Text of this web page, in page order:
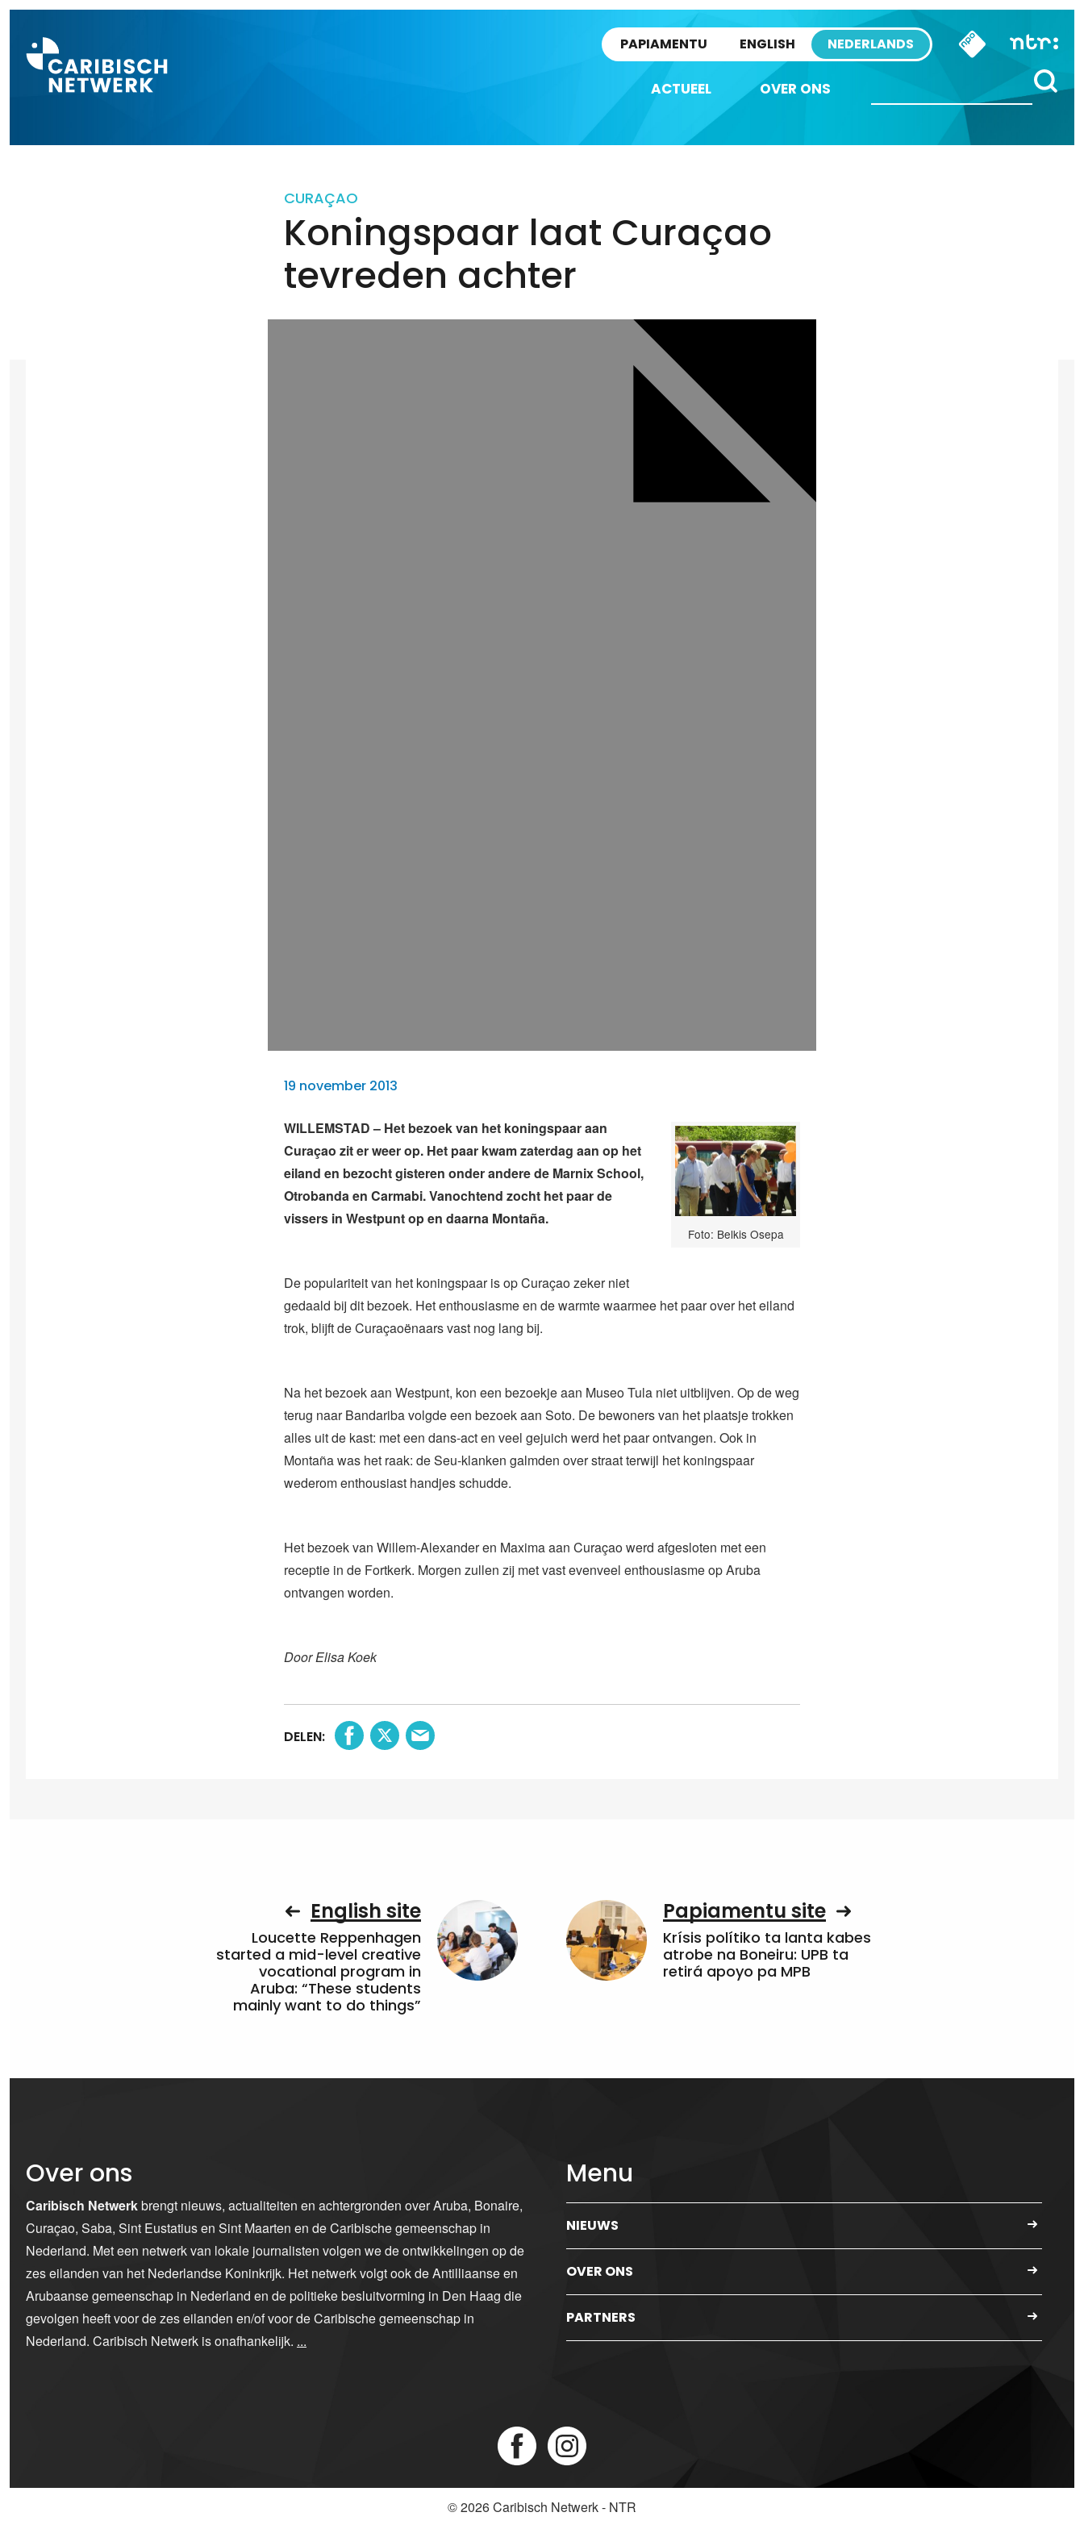
PAPIAMENTU ENGLISH NEDERLANDS
ACTUEEL OVER ONS
CURAÇAO
Koningspaar laat Curaçao
tevreden achter
19 november 2013
Foto: Belkis Osepa
WILLEMSTAD – Het bezoek van het koningspaar aan
Curaçao zit er weer op. Het paar kwam zaterdag aan op het
eiland en bezocht gisteren onder andere de Marnix School,
Otrobanda en Carmabi. Vanochtend zocht het paar de
vissers in Westpunt op en daarna Montaña.
De populariteit van het koningspaar is op Curaçao zeker niet
gedaald bij dit bezoek. Het enthousiasme en de warmte waarmee het paar over het eiland
trok, blijft de Curaçaoënaars vast nog lang bij.
Na het bezoek aan Westpunt, kon een bezoekje aan Museo Tula niet uitblijven. Op de weg
terug naar Bandariba volgde een bezoek aan Soto. De bewoners van het plaatsje trokken
alles uit de kast: met een dans-act en veel gejuich werd het paar ontvangen. Ook in
Montaña was het raak: de Seu-klanken galmden over straat terwijl het koningspaar
wederom enthousiast handjes schudde.
Het bezoek van Willem-Alexander en Maxima aan Curaçao werd afgesloten met een
receptie in de Fortkerk. Morgen zullen zij met vast evenveel enthousiasme op Aruba
ontvangen worden.
Door Elisa Koek
DELEN:
English site
Loucette Reppenhagen
started a mid-level creative
vocational program in
Aruba: “These students
mainly want to do things”
Papiamentu site
Krísis polítiko ta lanta kabes
atrobe na Boneiru: UPB ta
retirá apoyo pa MPB
Over ons
Caribisch Netwerkbrengt nieuws, actualiteiten en achtergronden over Aruba, Bonaire,
Curaçao, Saba, Sint Eustatius en Sint Maarten en de Caribische gemeenschap in
Nederland. Met een netwerk van lokale journalisten volgen we de ontwikkelingen op de
zes eilanden van het Nederlandse Koninkrijk. Het netwerk volgt ook de Antilliaanse en
Arubaanse gemeenschap in Nederland en de politieke besluitvorming in Den Haag die
gevolgen heeft voor de zes eilanden en/of voor de Caribische gemeenschap in
Nederland. Caribisch Netwerk is onafhankelijk. ...
Menu
NIEUWS
OVER ONS
PARTNERS
© 2026Caribisch Netwerk - NTR